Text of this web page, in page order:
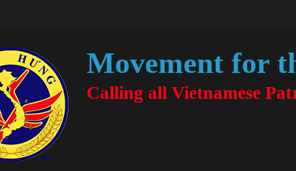
Movement for
Calling all Vietnamese